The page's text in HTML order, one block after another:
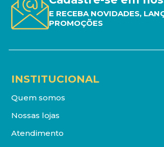
E RECEBA NOVIDADES,
PROMOÇÕES
INSTITUCIONAL
Quem somos
Nossas lojas
Atendimento